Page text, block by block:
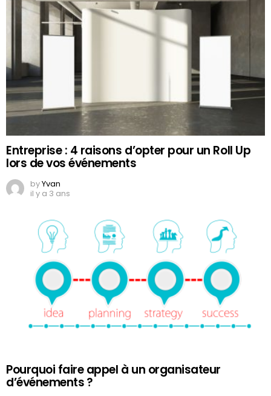
Entreprise : 4 raisons d’opter pour un Roll Up
lors de vos événements
byYvan
il y a 3 ans
Pourquoi faire appel à un organisateur
d’événements ?